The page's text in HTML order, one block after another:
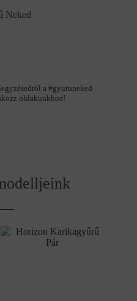
a #gyuruneked
oldakunkhoz!